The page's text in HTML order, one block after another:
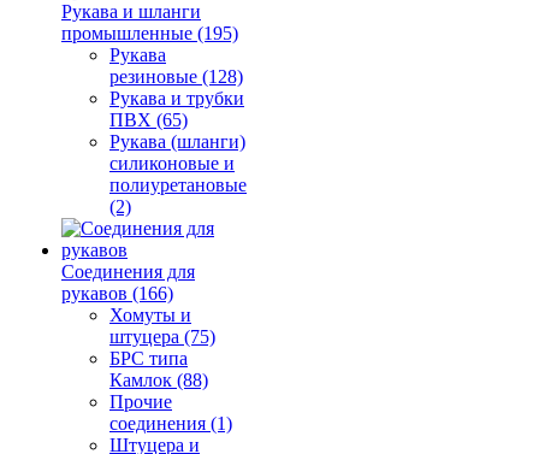
Рукава и шланги
промышленные (195)
Рукава
резиновые (128)
Рукава и трубки
ПВХ (65)
Рукава (шланги)
силиконовые и
полиуретановые
(2)
Соединения для
рукавов (166)
Хомуты и
штуцера (75)
БРС типа
Камлок (88)
Прочие
соединения (1)
Штуцера и